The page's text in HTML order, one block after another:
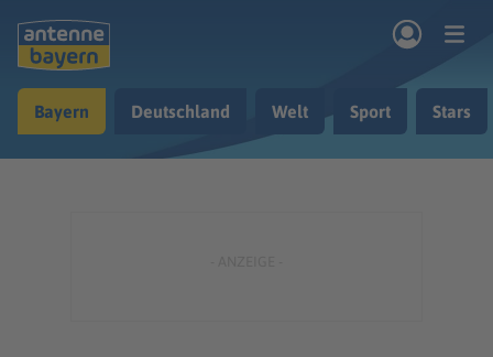
Musik & Radio
Bayern Deutschland Welt Sport Stars